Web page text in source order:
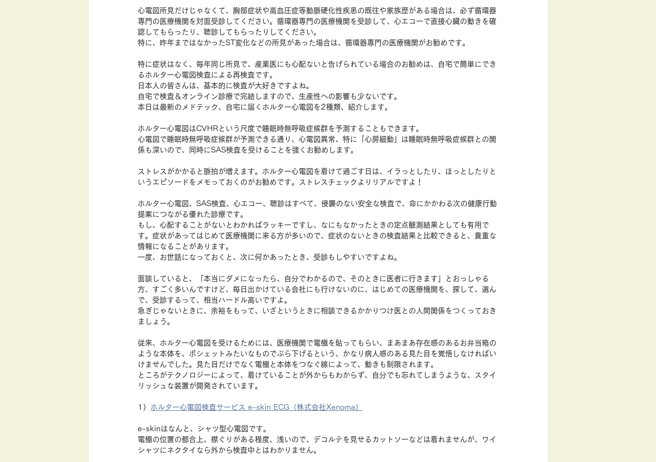
心電図所見だけじゃなくて、胸部症状や高血圧症等動脈硬化性疾患の既往や家族歴がある場合は、必ず循環器
専門の医療機関を対面受診してください。循環器専門の医療機関を受診して、心エコーで直接心臓の動きを確
認してもらったり、聴診してもらったりしてください。
特に、昨年まではなかったST変化などの所見があった場合は、循環器専門の医療機関がお勧めです。
特に症状はなく、毎年同じ所見で、産業医にも心配ないと告げられている場合のお勧めは、自宅で簡単にでき
るホルター心電図検査による再検査です。
日本人の皆さんは、基本的に検査が大好きですよね。
自宅で検査＆オンライン診療で完結しますので、生産性への影響も少ないです。
本日は最新のメドテック、自宅に届くホルター心電図を2種類、紹介します。
ホルター心電図はCVHRという尺度で睡眠時無呼吸症候群を予測することもできます。
心電図で睡眠時無呼吸症候群が予測できる通り、心電図異常、特に「心房細動」は睡眠時無呼吸症候群との関
係も深いので、同時にSAS検査を受けることを強くお勧めします。
ストレスがかかると脈拍が増えます。ホルター心電図を着けて過ごす日は、イラっとしたり、ほっとしたりと
いうエピソードをメモっておくのがお勧めです。ストレスチェックよりリアルですよ！
ホルター心電図、SAS検査、心エコー、聴診はすべて、侵襲のない安全な検査で、命にかかわる次の健康行動
提案につながる優れた診療です。
もし、心配することがないとわかればラッキーですし、なにもなかったときの定点観測結果としても有用で
す。症状があってはじめて医療機関に来る方が多いので、症状のないときの検査結果と比較できると、貴重な
情報になることがあります。
一度、お世話になっておくと、次に何かあったとき、受診もしやすいですよね。
面談していると、「本当にダメになったら、自分でわかるので、そのときに医者に行きます」とおっしゃる
方、すごく多いんですけど、毎日出かけている会社にも行けないのに、はじめての医療機関を、探して、選ん
で、受診するって、相当ハードル高いですよ。
急ぎじゃないときに、余裕をもって、いざというときに相談できるかかりつけ医との人間関係をつくっておき
ましょう。
従来、ホルター心電図を受けるためには、医療機関で電極を貼ってもらい、まあまあ存在感のあるお弁当箱の
ような本体を、ポシェットみたいなものでぶら下げるという、かなり病人感のある見た目を覚悟しなければい
けませんでした。見た目だけでなく電極と本体をつなぐ線によって、動きも制限されます。
ところがテクノロジーによって、着けていることが外からもわからず、自分でも忘れてしまうような、スタイ
リッシュな装置が開発されています。
1） ホルター心電図検査サービス e-skin ECG（株式会社Xenoma）
e-skinはなんと、シャツ型心電図です。
電極の位置の都合上、襟ぐりがある程度、浅いので、デコルテを見せるカットソーなどは着れませんが、ワイ
シャツにネクタイなら外から検査中とはわかりません。